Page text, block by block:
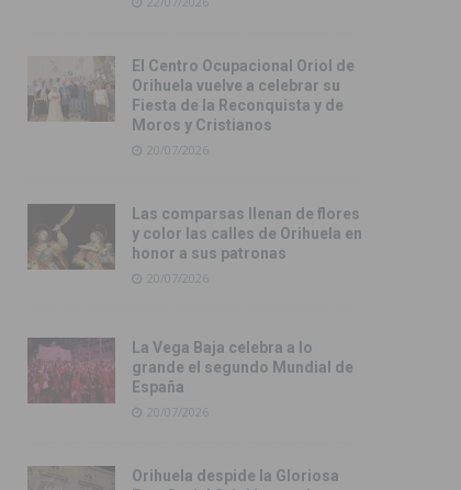
El Centro Ocupacional Oriol de
Orihuela vuelve a celebrar su
Fiesta de la Reconquista y de
Moros y Cristianos
20/07/2026
Las comparsas llenan de flores
y color las calles de Orihuela en
honor a sus patronas
20/07/2026
La Vega Baja celebra a lo
grande el segundo Mundial de
España
20/07/2026
Orihuela despide la Gloriosa